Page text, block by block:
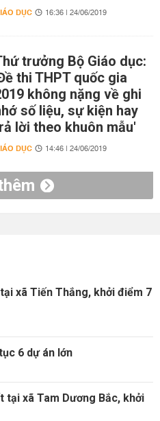
DỤC 16:36 | 24/06/2019
trưởng Bộ Giáo dục:
thi THPT quốc gia
không nặng về ghi
số liệu, sự kiện hay
lời theo khuôn mẫu'
DỤC 14:46 | 24/06/2019
xã Tiến Thắng, khởi điểm 7
6 dự án lớn
tại xã Tam Dương Bắc, khởi